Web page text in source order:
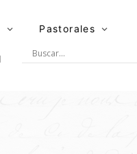
Pastorales